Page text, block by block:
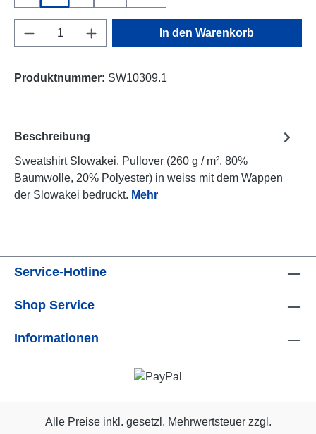
Produkt Anzahl: Gib den gewünschten
In den Warenkorb
Produktnummer: SW10309.1
Beschreibung
Sweatshirt Slowakei. Pullover (260 g / m², 80%
Baumwolle, 20% Polyester) in weiss mit dem Wappen
der Slowakei bedruckt. Mehr
Service-Hotline
Shop Service
Informationen
Alle Preise inkl. gesetzl. Mehrwertsteuer zzgl.